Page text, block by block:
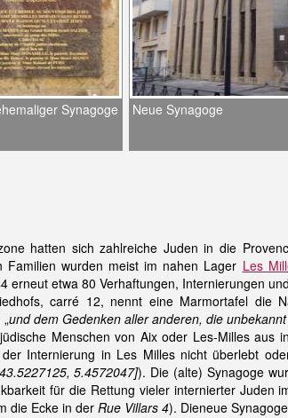
Synagoge Neue Synagoge
hatten sich zahlreiche Juden in die
Familien wurden meist im nahen Lager Les
erneut etwa 80 Verhaftungen, Internierungen
carré 12, nennt eine Marmortafel die
und dem Gedenken aller anderen, die
Menschen von Aix oder Les-Milles
Internierung in Les Milles nicht überlebt
5.4572047]). Die (alte) Synagoge
für die Rettung vieler internierter Juden
die Ecke in der Rue Villars 4). Dieneue